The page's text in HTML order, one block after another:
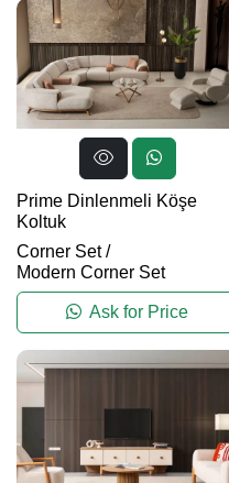
Prime Dinlenmeli Köşe
Koltuk
Corner Set/
Modern Corner Set
Ask for Price